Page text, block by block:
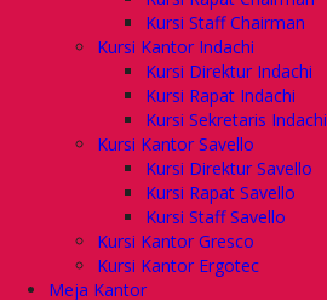
Kursi Staff Chairman
Kursi Kantor Indachi
Kursi Direktur Indachi
Kursi Rapat Indachi
Kursi Sekretaris Indachi
Kursi Kantor Savello
Kursi Direktur Savello
Kursi Rapat Savello
Kursi Staff Savello
Kursi Kantor Gresco
Kursi Kantor Ergotec
Meja Kantor